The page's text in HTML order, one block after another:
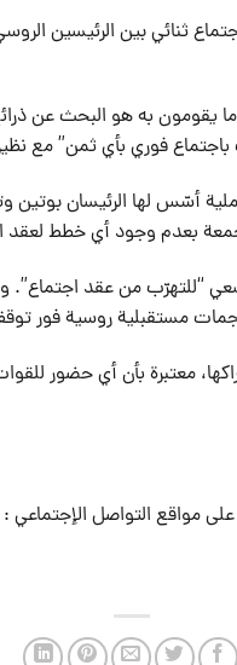
ثنائي بين الرئيسين
ما يقومون به هو البحث عن
فوري بأي ثمن” مع
أسّس لها الرئيسان
بعدم وجود أي خطط لعقد
“للتهرّب من عقد
مستقبلية روسية فور
معتبرة بأن أي حضور للقوات
على مواقع التواصل الإجتماعي :